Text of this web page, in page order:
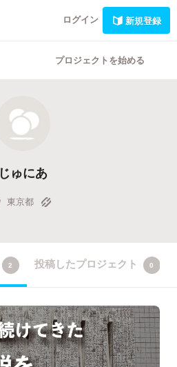
ログイン 新規登録
プロジェクトを始める
じゅにあ
東京都
2 投稿したプロジェクト 0